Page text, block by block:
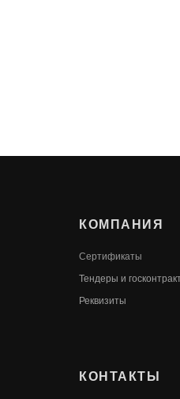
КОМПАНИЯ
Сертификаты
Тендеры и
Реквизиты
КОНТАКТЫ